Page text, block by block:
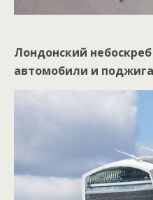
Лондонский
автомобили и